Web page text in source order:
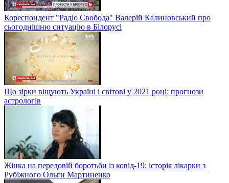
Кореспондент "Радіо Свобода" Валерій Калиновський про
сьогоднішню ситуацію в Білорусі
Що зірки віщують Україні і світові у 2021 році: прогнози
астрологів
Жінка на передовій боротьби із ковід-19: історія лікарки з
Рубіжного Ольги Мартиненко